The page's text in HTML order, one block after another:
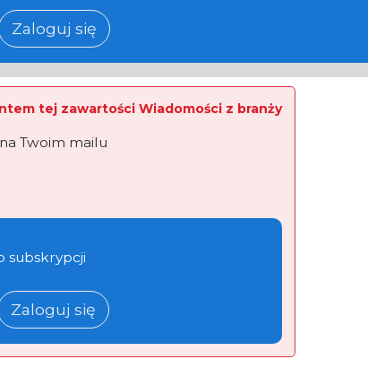
Zaloguj się
tej zawartości Wiadomości z branży
Twoim mailu
subskrypcji
Zaloguj się